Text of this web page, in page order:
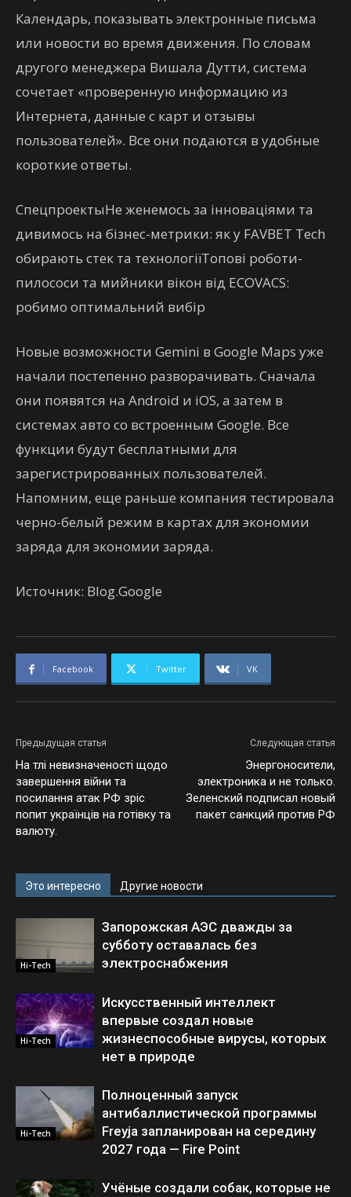
Календарь, показывать электронные письма
или новости во время движения. По словам
другого менеджера Вишала Дутти, система
сочетает «проверенную информацию из
Интернета, данные с карт и отзывы
пользователей». Все они подаются в удобные
короткие ответы.
СпецпроектыНе женемось за інноваціями та
дивимось на бізнес-метрики: як у FAVBET Tech
обирають стек та технологіїТопові роботи-
пилососи та мийники вікон від ECOVACS:
робимо оптимальний вибір
Новые возможности Gemini в Google Maps уже
начали постепенно разворачивать. Сначала
они появятся на Android и iOS, а затем в
системах авто со встроенным Google. Все
функции будут бесплатными для
зарегистрированных пользователей.
Напомним, еще раньше компания тестировала
черно-белый режим в картах для экономии
заряда для экономии заряда.
Источник: Blog.Google
Facebook Twitter VK
Предыдущая статья
На тлі невизначеності щодо
завершення війни та
посилання атак РФ зріс
попит українців на готівку та
валюту.
Следующая статья
Энергоносители,
электроника и не только.
Зеленский подписал новый
пакет санкций против РФ
Это интересно Другие новости
Hi-Tech
Запорожская АЭС дважды за
субботу оставалась без
электроснабжения
Hi-Tech
Искусственный интеллект
впервые создал новые
жизнеспособные вирусы, которых
нет в природе
Hi-Tech
Полноценный запуск
антибаллистической программы
Freyja запланирован на середину
2027 года — Fire Point
Учёные создали собак, которые не